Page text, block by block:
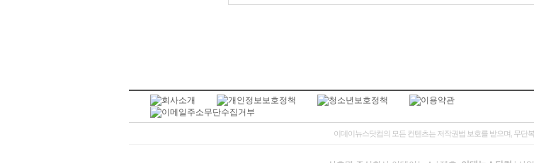
이데이뉴스닷컴의 모든 컨텐츠는 저작권법 보호를 받으며, 무단